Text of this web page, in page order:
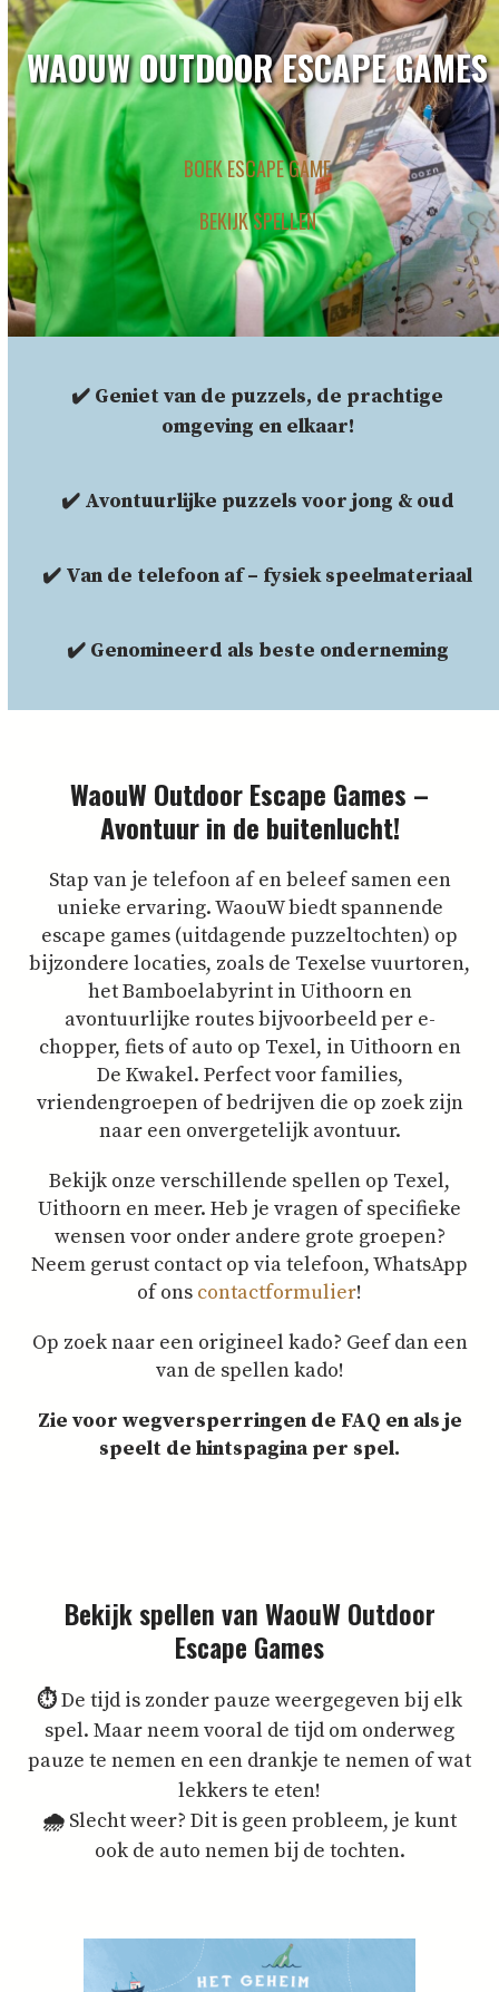
WAOUW OUTDOOR ESCAPE GAMES
BOEK ESCAPE GAME
BEKIJK SPELLEN
✔️ Geniet van de puzzels, de prachtige
omgeving en elkaar!
✔️ Avontuurlijke puzzels voor jong & oud
✔️ Van de telefoon af – fysiek speelmateriaal
✔️ Genomineerd als beste onderneming
WaouW Outdoor Escape Games –
Avontuur in de buitenlucht!
Stap van je telefoon af en beleef samen een
unieke ervaring.WaouWbiedt spannende
escape games (uitdagende puzzeltochten) op
bijzondere locaties, zoals de Texelse vuurtoren,
hetBamboelabyrint inUithoorn en
avontuurlijke routes bijvoorbeeldper e-
chopper, fiets ofauto op Texel, inUithoorn en
De Kwakel. Perfectvoorfamilies,
vriendengroepen ofbedrijven die op zoek zijn
naar een onvergetelijk avontuur.
Bekijk onze verschillende spellen op Texel,
Uithoorn en meer. Heb je vragen of specifieke
wensen voor onder andere grote groepen?
Neem gerust contact op via telefoon, WhatsApp
of ons contactformulier!
Op zoek naar een origineel kado? Geef dan een
van de spellen kado!
Zie voor wegversperringen de FAQ en als je
speelt de hintspagina per spel.
Bekijk spellen van WaouW Outdoor
Escape Games
⏱De tijd is zonder pauze weergegeven bij elk
spel. Maar neem vooral de tijd om onderweg
pauze te nemen en een drankje te nemen of wat
lekkers te eten!
🌧️ Slecht weer? Dit is geen probleem, je kunt
ook de auto nemen bij de tochten.